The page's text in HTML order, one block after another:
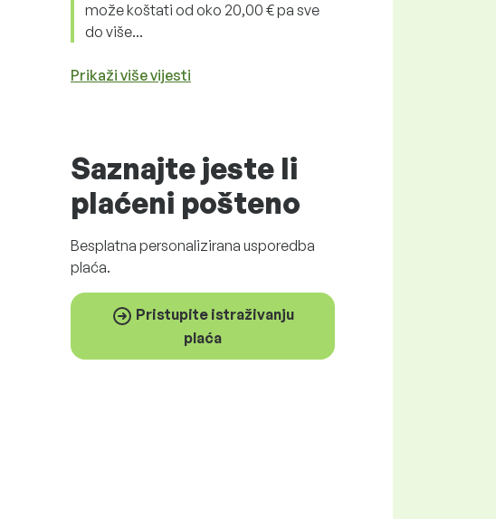
može koštati od oko 20,00 € pa sve
do više...
Prikaži više vijesti
Saznajte jeste li
plaćeni pošteno
Besplatna personalizirana usporedba
plaća.
Pristupite istraživanju
plaća